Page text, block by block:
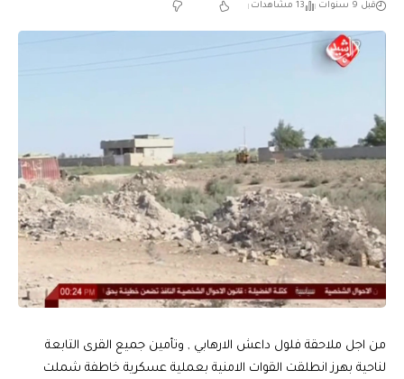
قبل 9 سنوات 13 مشاهدات
من اجل ملاحقة فلول داعش الارهابي , وتأمين جميع القرى التابعة
لناحية بهرز انطلقت القوات الامنية بعملية عسكرية خاطفة شملت